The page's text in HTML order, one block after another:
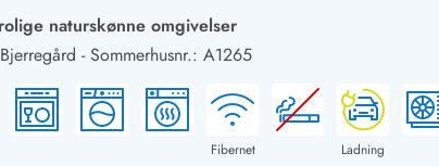
med hund
Sommerhuse med søndagsskift
Sommerhuse med plads til fangsten
Sommerhuse med aktivitetsrum
naturskønne omgivelser
Bjerregård -Sommerhusnr.: A1265
Fibernet Ladning